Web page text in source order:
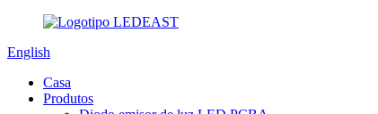
English
Casa
Produtos